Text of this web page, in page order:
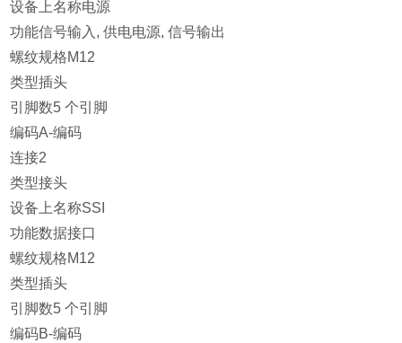
设备上名称电源
功能信号输入, 供电电源, 信号输出
螺纹规格M12
类型插头
引脚数5 个引脚
编码A-编码
连接2
类型接头
设备上名称SSI
功能数据接口
螺纹规格M12
类型插头
引脚数5 个引脚
编码B-编码